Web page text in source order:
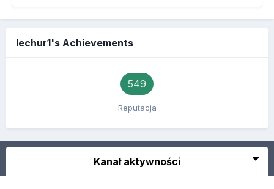
lechur1's Achievements
549
Reputacja
Kanał aktywności